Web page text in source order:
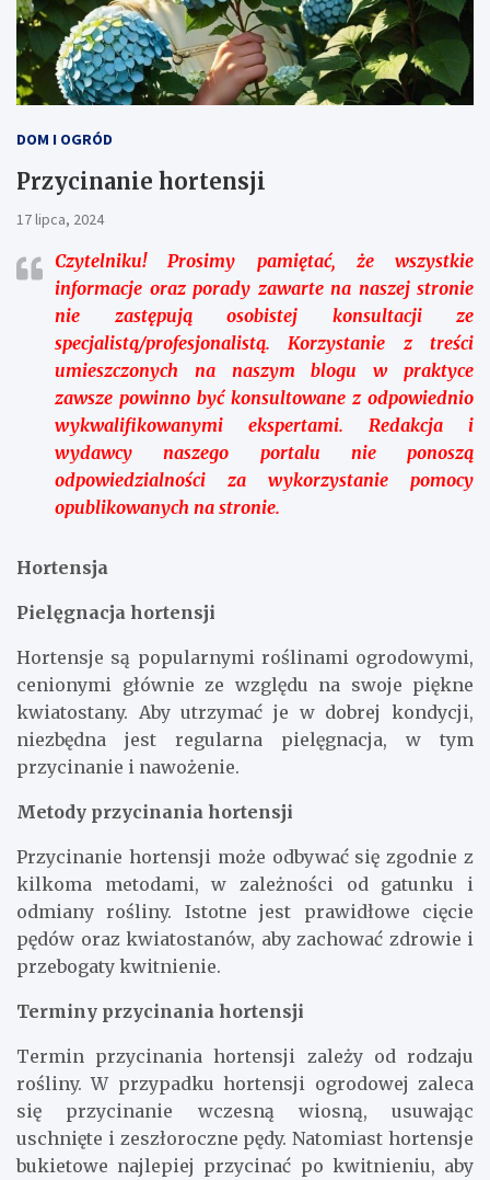
DOM I OGRÓD
Przycinanie hortensji
17 lipca, 2024
Czytelniku!Prosimy pamiętać, że wszystkie
informacje oraz porady zawarte na naszej stronie
nie zastępują osobistej konsultacji ze
specjalistą/profesjonalistą. Korzystanie z treści
umieszczonych na naszym blogu w praktyce
zawsze powinno być konsultowane z odpowiednio
wykwalifikowanymi ekspertami. Redakcja i
wydawcy naszego portalu nie ponoszą
odpowiedzialności za wykorzystanie pomocy
opublikowanych na stronie.
Hortensja
Pielęgnacja hortensji
Hortensje są popularnymi roślinami ogrodowymi,
cenionymi głównie ze względu na swoje piękne
kwiatostany. Aby utrzymać je w dobrej kondycji,
niezbędna jest regularna pielęgnacja, w tym
przycinanie i nawożenie.
Metody przycinania hortensji
Przycinanie hortensji może odbywać się zgodnie z
kilkoma metodami, w zależności od gatunku i
odmiany rośliny. Istotne jest prawidłowe cięcie
pędów oraz kwiatostanów, aby zachować zdrowie i
przebogaty kwitnienie.
Terminy przycinania hortensji
Termin przycinania hortensji zależy od rodzaju
rośliny. W przypadku hortensji ogrodowej zaleca
się przycinanie wczesną wiosną, usuwając
uschnięte i zeszłoroczne pędy. Natomiast hortensje
bukietowe najlepiej przycinać po kwitnieniu, aby